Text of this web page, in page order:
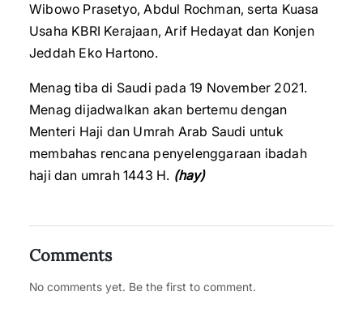
Wibowo Prasetyo, Abdul Rochman, serta Kuasa
Usaha KBRI Kerajaan, Arif Hedayat dan Konjen
Jeddah Eko Hartono.
Menag tiba di Saudi pada 19 November 2021.
Menag dijadwalkan akan bertemu dengan
Menteri Haji dan Umrah Arab Saudi untuk
membahas rencana penyelenggaraan ibadah
haji dan umrah 1443 H. (hay)
Comments
No comments yet. Be the first to comment.